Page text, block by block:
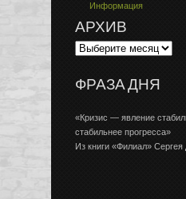
Информация
АРХИВ
ФРАЗА ДНЯ
«Кризис — явление
стабильнее прогресса»
Из книги «Филиал» Сергея